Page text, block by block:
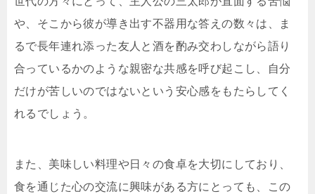
や、そこから彼が導き出す不器用な答えの数々は、ま
るで長年連れ添った友人と酒を酌み交わしながら語り
合っているかのような親密な共感を呼び起こし、自分
だけが苦しいのではないという安心感をもたらしてく
れるでしょう。
また、美味しい料理や日々の食卓を大切にしており、
食を通じた心の交流に興味がある方にとっても、この